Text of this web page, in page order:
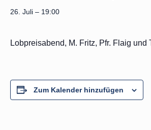
26. Juli – 19:00
Lobpreisabend, M. Fritz, Pfr. Flaig und
Zum Kalender hinzufügen